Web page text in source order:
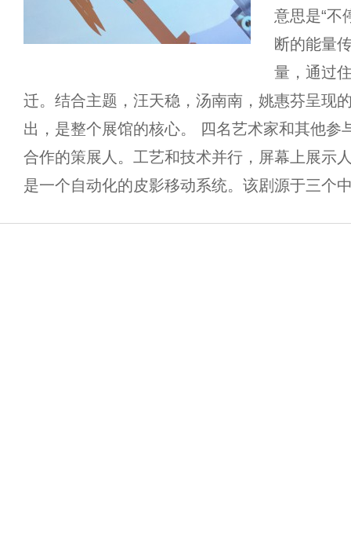
意思是“不
断的能量
量，通过
迁。结合主题，汪天稳，汤南南，姚惠芬呈现
出，是整个展馆的核心。 四名艺术家和其他参
合作的策展人。工艺和技术并行，屏幕上展示
是一个自动化的皮影移动系统。该剧源于三个